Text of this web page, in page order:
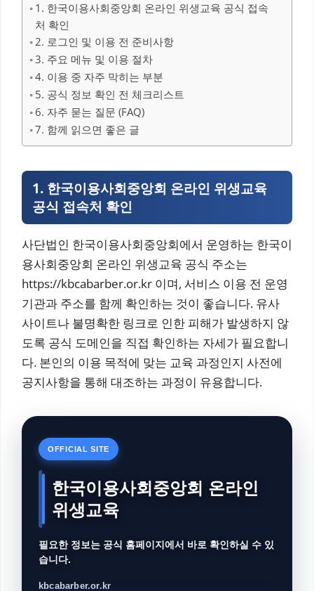
1. 한국이용사회중앙회 온라인 위생교육 공식 접속
처 확인
2. 로그인 및 이용 전 준비사항
3. 주요 메뉴 및 이용 절차
4. 이용 중 자주 막히는 부분
5. 공식 정보 확인 전 체크리스트
6. 자주 묻는 질문 (FAQ)
7. 함께 읽으면 좋은 글
1. 한국이용사회중앙회 온라인 위생교육
공식 접속처 확인
사단법인 한국이용사회중앙회에서 운영하는 한국이
용사회중앙회 온라인 위생교육 공식 주소는
https://kbcabarber.or.kr 이며, 서비스 이용 전 운영
기관과 주소를 함께 확인하는 것이 좋습니다. 유사
사이트나 불명확한 링크로 인한 피해가 발생하지 않
도록 공식 도메인을 직접 확인하는 자세가 필요합니
다. 본인의 이용 목적에 맞는 교육 과정인지 사전에
공지사항을 통해 대조하는 과정이 유용합니다.
OFFICIAL SITE
한국이용사회중앙회 온라인
위생교육
필요한 정보는 공식 홈페이지에서 바로 확인하실 수 있
습니다.
kbcabarber.or.kr